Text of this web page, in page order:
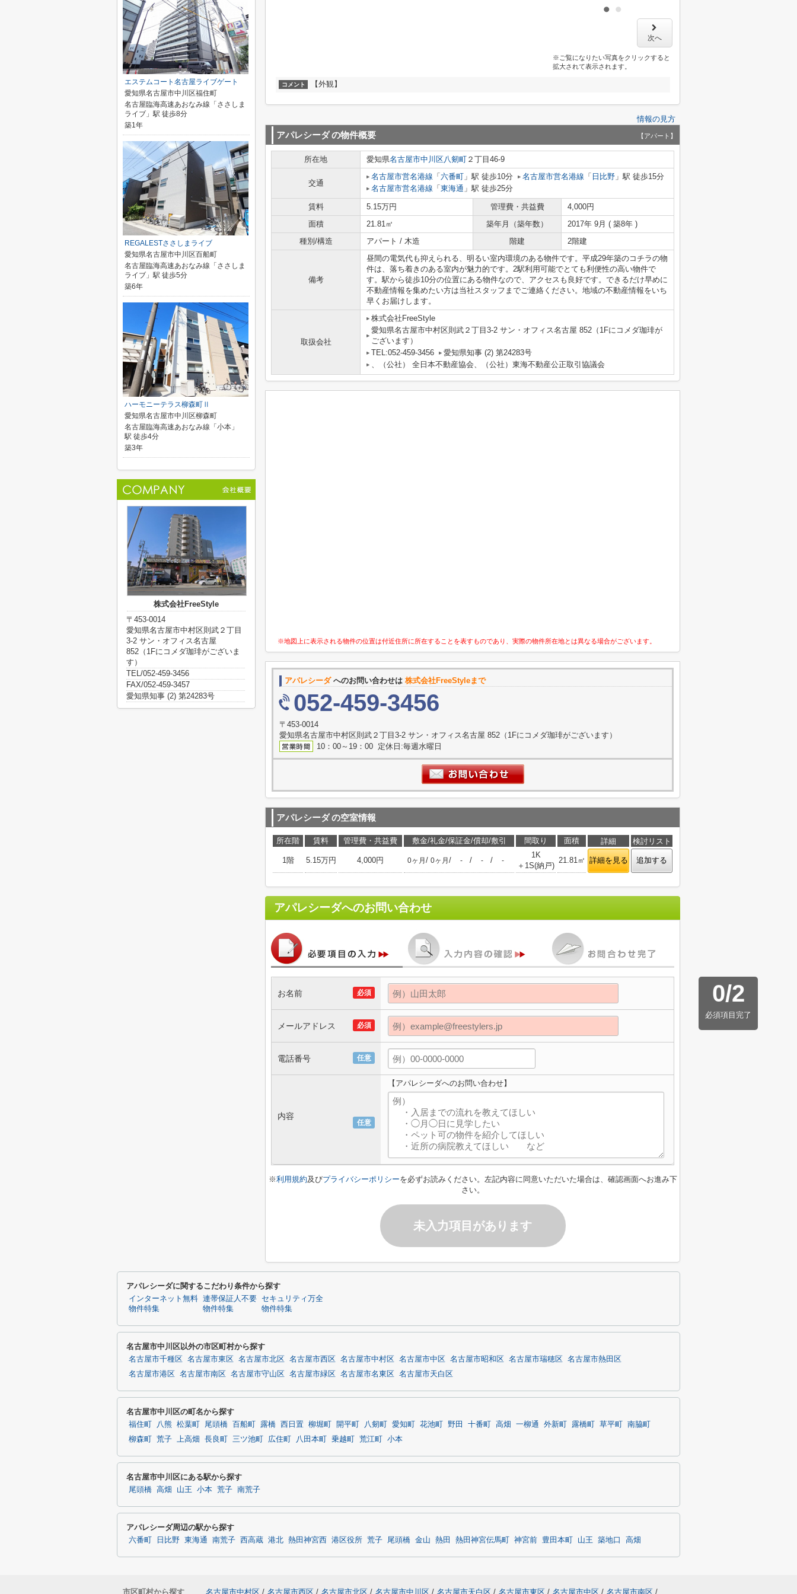
次へ
※ご覧になりたい写真をクリックすると
拡大されて表示されます。
コメント 【外観】
情報の見方
アパレシーダの物件概要 【アパート】
所在地 愛知県名古屋市中川区八剱町 ２丁目46-9
交通
名古屋市営名港線 「 六番町 」駅 徒歩10分 名古屋市営名港線 「 日比野 」駅 徒歩15分
名古屋市営名港線 「 東海通 」駅 徒歩25分
賃料 5.15万円 管理費・共益費
4,000円
面積
21.81㎡ 築年月（築年数）
2017年 9月 ( 築8年 )
種別/構造
アパート / 木造 階建 2階建
備考
昼間の電気代も抑えられる、明るい室内環境のある物件です。平成29年築のコチラの物
件は、落ち着きのある室内が魅力的です。2駅利用可能でとても利便性の高い物件で
す。駅から徒歩10分の位置にある物件なので、アクセスも良好です。できるだけ早めに
不動産情報を集めたい方は当社スタッフまでご連絡ください。地域の不動産情報をいち
早くお届けします。
取扱会社
株式会社FreeStyle
愛知県名古屋市中村区則武２丁目3-2 サン・オフィス名古屋 852（1Fにコメダ珈琲が
ございます）
TEL:052-459-3456
愛知県知事 (2) 第24283号
、（公社） 全日本不動産協会、（公社）東海不動産公正取引協議会
※地図上に表示される物件の位置は付近住所に所在することを表すものであり、実際の物件所在地とは異なる場合がございます。
アパレシーダへのお問い合わせは 株式会社FreeStyleまで
052-459-3456
〒453-0014
愛知県名古屋市中村区則武２丁目3-2 サン・オフィス名古屋 852（1Fにコメダ珈琲がございます）
10：00～19：00 定休日:毎週水曜日
アパレシーダの空室情報
所在階 賃料 管理費・共益費 敷金/礼金/保証金/償却/敷引 間取り 面積 詳細 検討リスト
1階 5.15万円 4,000円 0ヶ月 / 0ヶ月 / - / - / -
1K
＋1S(納戸)
21.81㎡ 詳細を見る 追加する
アパレシーダへのお問い合わせ
0/2
必須項目完了
必須
お名前
必須
メールアドレス
任意
電話番号
任意
内容
【アパレシーダへのお問い合わせ】
※利用規約及びプライバシーポリシーを必ずお読みください。左記内容に同意いただいた場合は、確認画面へお進み下
さい。
未入力項目があります
エステムコート名古屋ライブゲート
愛知県名古屋市中川区福住町
名古屋臨海高速あおなみ線「ささしま
ライブ」駅 徒歩8分
築1年
REGALESTささしまライブ
愛知県名古屋市中川区百船町
名古屋臨海高速あおなみ線「ささしま
ライブ」駅 徒歩5分
築6年
ハーモニーテラス柳森町Ⅱ
愛知県名古屋市中川区柳森町
名古屋臨海高速あおなみ線「小本」
駅 徒歩4分
築3年
株式会社FreeStyle
〒453-0014
愛知県名古屋市中村区則武２丁目
3-2 サン・オフィス名古屋
852（1Fにコメダ珈琲がございま
す）
TEL/052-459-3456
FAX/052-459-3457
愛知県知事 (2) 第24283号
アパレシーダに関するこだわり条件から探す
インターネット無料
物件特集
連帯保証人不要
物件特集
セキュリティ万全
物件特集
名古屋市中川区以外の市区町村から探す
名古屋市千種区 名古屋市東区 名古屋市北区 名古屋市西区 名古屋市中村区 名古屋市中区 名古屋市昭和区 名古屋市瑞穂区
名古屋市熱田区
名古屋市港区
名古屋市南区 名古屋市守山区 名古屋市緑区 名古屋市名東区 名古屋市天白区
名古屋市中川区の町名から探す
福住町 八熊 松葉町 尾頭橋 百船町 露橋 西日置 柳堀町 開平町 八剱町 愛知町 花池町 野田 十番町 高畑 一柳通 外新町 露橋町 草平町
南脇町
柳森町
荒子 上高畑 長良町 三ツ池町 広住町 八田本町 乗越町 荒江町 小本
名古屋市中川区にある駅から探す
尾頭橋 高畑 山王 小本 荒子 南荒子
アパレシーダ周辺の駅から探す
六番町 日比野 東海通 南荒子 西高蔵 港北 熱田神宮西 港区役所 荒子 尾頭橋 金山 熱田 熱田神宮伝馬町 神宮前 豊田本町 山王 築地口 高畑
市区町村から探す 名古屋市中村区 / 名古屋市西区 / 名古屋市北区 / 名古屋市中川区 / 名古屋市天白区 / 名古屋市東区 / 名古屋市中区 / 名古屋市南区 /